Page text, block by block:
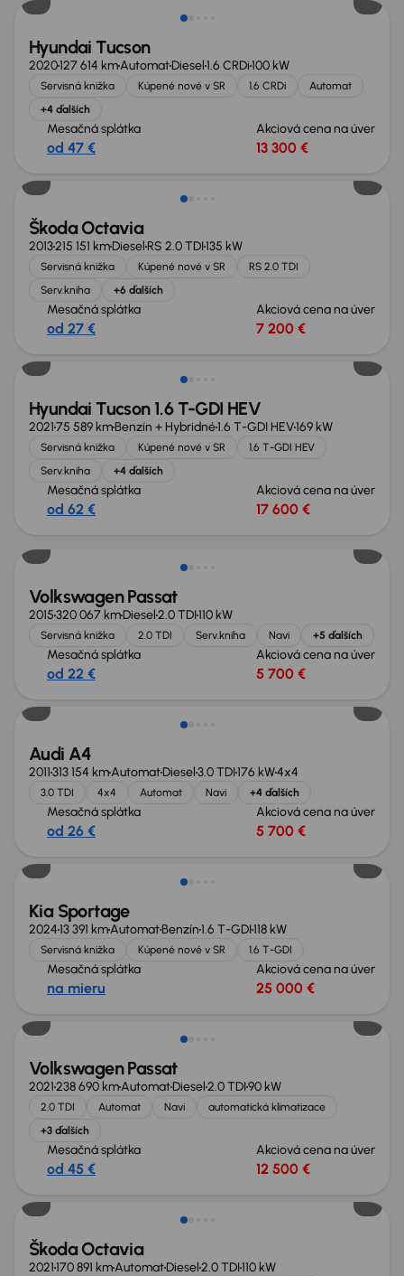
Hyundai Tucson
2020127 614 kmAutomatDiesel1.6 CRDi100 kW
Servisná knižka Kúpené nové v SR 1.6 CRDi
Automat
+4 ďalších
Mesačná splátka
od 47 €
Akciová cena na úver
13 300 €
Zlacnené o 2 800 €
Škoda Octavia
2013215 151 kmDiesel RS 2.0 TDI135 kW
Servisná knižka Kúpené nové v SR
RS 2.0 TDI
Serv.kniha
+6 ďalších
Mesačná splátka
od 27 €
Akciová cena na úver
7 200 €
Zlacnené o 1 000 €
Hyundai Tucson 1.6 T-GDI HEV
202175 589 kmBenzín + Hybridné1.6 T-GDI HEV169 kW
Servisná knižka Kúpené nové v SR
1.6 T-GDI HEV
Serv.kniha
+4 ďalších
Mesačná splátka
od 62 €
Akciová cena na úver
17 600 €
Volkswagen Passat
2015320 067 kmDiesel2.0 TDI110 kW
Servisná knižka 2.0 TDI Serv.kniha Navi +5 ďalších
Mesačná splátka
od 22 €
Akciová cena na úver
5 700 €
Audi A4
2011313 154 kmAutomatDiesel3.0 TDI176 kW4x4
3.0 TDI 4x4 Automat Navi +4 ďalších
Mesačná splátka
od 26 €
Akciová cena na úver
5 700 €
Ušetríte 10 500 €
Kia Sportage
202413 391 kmAutomatBenzín1.6 T-GDI118 kW
Servisná knižka Kúpené nové v SR 1.6 T-GDI
Mesačná splátka
na mieru
Akciová cena na úver
25 000 €
Volkswagen Passat
2021238 690 kmAutomatDiesel2.0 TDI90 kW
2.0 TDI Automat Navi
automatická klimatizace
+3 ďalších
Mesačná splátka
od 45 €
Akciová cena na úver
12 500 €
Zlacnené o 900 €
Škoda Octavia
2021170 891 kmAutomatDiesel2.0 TDI110 kW